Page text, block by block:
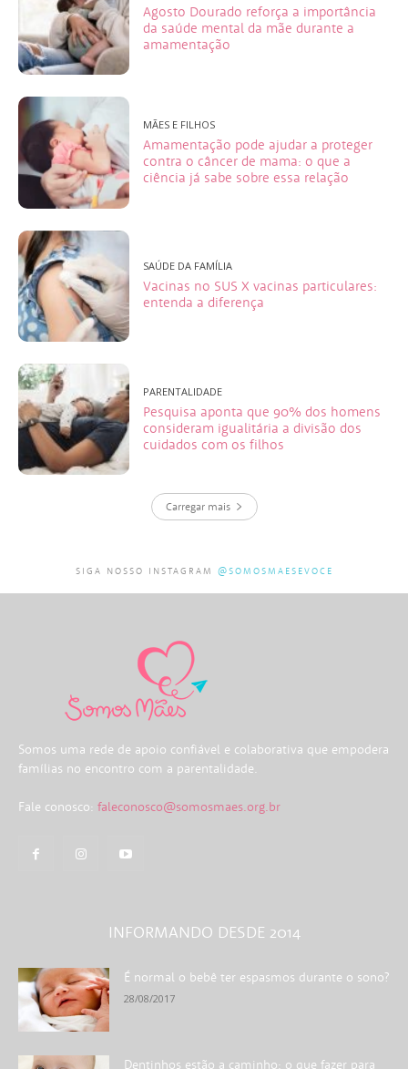
Agosto Dourado reforça a importância
da saúde mental da mãe durante a
amamentação
MÃES E FILHOS
Amamentação pode ajudar a proteger
contra o câncer de mama: o que a
ciência já sabe sobre essa relação
SAÚDE DA FAMÍLIA
Vacinas no SUS X vacinas particulares:
entenda a diferença
PARENTALIDADE
Pesquisa aponta que 90% dos homens
consideram igualitária a divisão dos
cuidados com os filhos
Carregar mais
SIGA NOSSO INSTAGRAM @SOMOSMAESEVOCE
Somos uma rede de apoio confiável e colaborativa que empodera
famílias no encontro com a parentalidade.
Fale conosco: faleconosco@somosmaes.org.br
INFORMANDO DESDE 2014
É normal o bebê ter espasmos durante o sono?
28/08/2017
Dentinhos estão a caminho: o que fazer para